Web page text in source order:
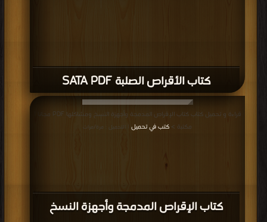
كتاب الأقراص الصلبة SATA PDF
كتاب الإقراص المدمجة وأجهزة النسخ
قراءة و تحميل كتاب كتاب الإقراص المدمجة وأجهزة النسخ ومشاكلها PDF مجانا |
مكتبة > كتب في تحميل | التحميل : مرة/مرات